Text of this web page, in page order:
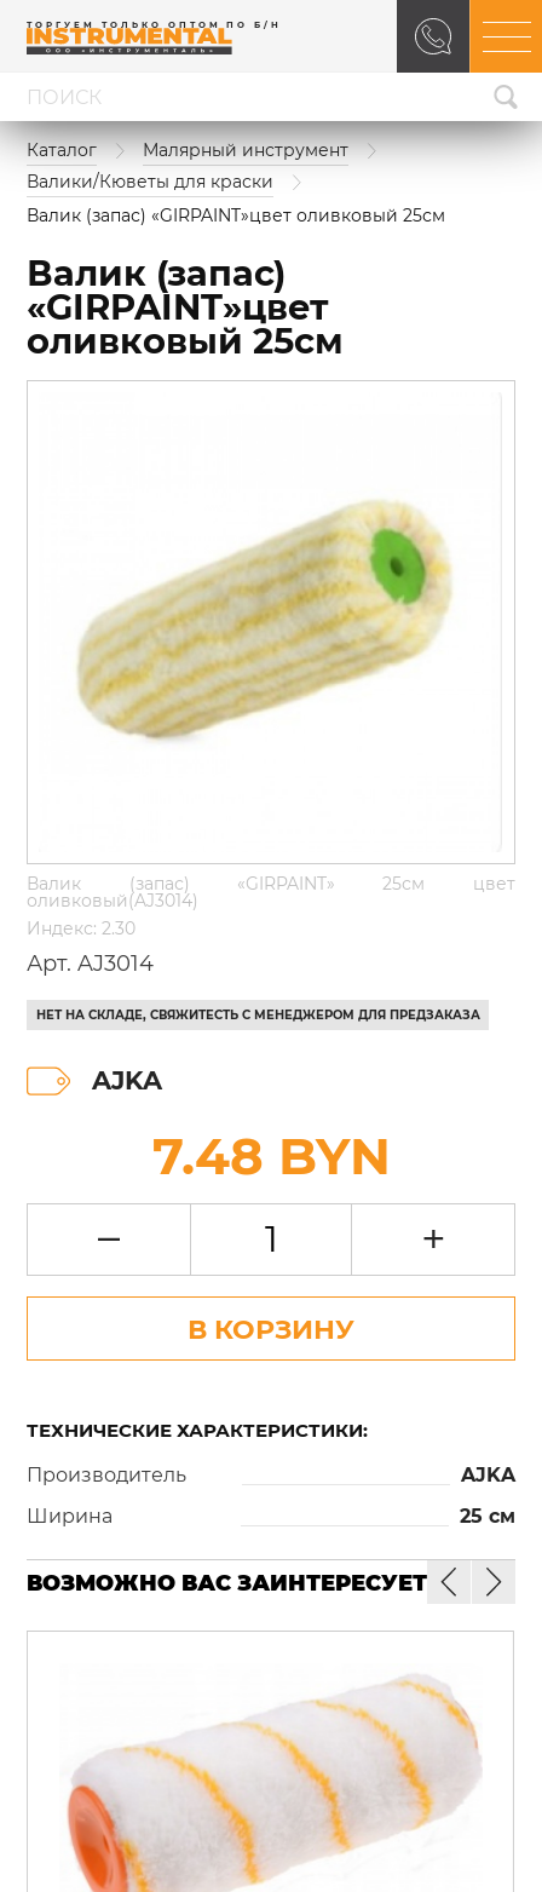
ТОРГУЕМ ТОЛЬКО ОПТОМ ПО Б/Н
Каталог
Малярный инструмент
Валики/Кюветы для краски
Валик (запас) «GIRPAINT»цвет оливковый 25см
Валик (запас)
«GIRPAINT»цвет
оливковый 25см
Валик (запас) «GIRPAINT» 25см цвет
оливковый(AJ3014)
Индекс: 2.30
Арт. AJ3014
НЕТ НА СКЛАДЕ, СВЯЖИТЕСТЬ С МЕНЕДЖЕРОМ ДЛЯ ПРЕДЗАКАЗА
AJKA
7.48 BYN
+
–
В КОРЗИНУ
ТЕХНИЧЕСКИЕ ХАРАКТЕРИСТИКИ:
Производитель
AJKA
Ширина
25 см
ВОЗМОЖНО ВАС ЗАИНТЕРЕСУЕТ